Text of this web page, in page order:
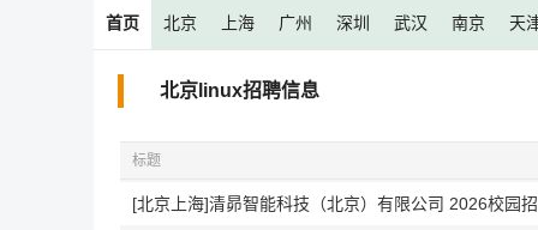
首页 北京 上海 广州 深圳 武汉 南京 天
北京linux招聘信息
标题
[北京上海]清昴智能科技（北京）有限公司 2026校园